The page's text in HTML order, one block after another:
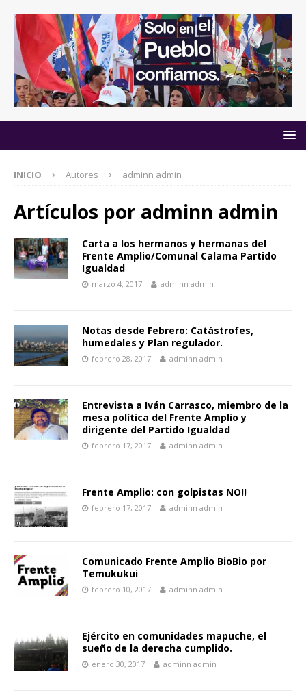
INICIO Autores adminn admin
Artículos por adminn admin
Carta a los hermanos y hermanas del
Frente Amplio/Comunal Calama Partido
Igualdad
marzo 4, 2017 adminn admin
Notas desde Febrero: Catástrofes,
humedales y Plan regulador.
febrero 28, 2017 adminn admin
Entrevista a Iván Carrasco, miembro de la
mesa política del Frente Amplio y
dirigente del Partido Igualdad
febrero 17, 2017 adminn admin
Frente Amplio: con golpistas NO!!
febrero 17, 2017 adminn admin
Comunicado Frente Amplio BioBio por
Temukukui
febrero 10, 2017 adminn admin
Ejército en comunidades mapuche, el
sueño de la derecha cumplido.
enero 30, 2017 adminn admin